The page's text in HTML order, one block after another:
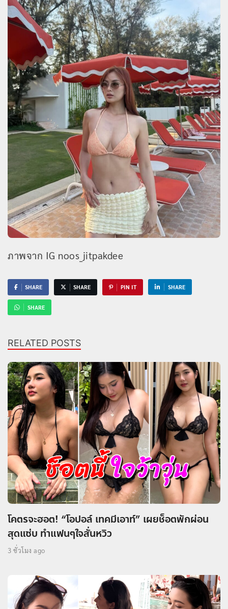
ภาพจาก IG noos_jitpakdee
SHARE SHARE PIN IT SHARE
SHARE
RELATED POSTS
โคตรจะฮอต! “โอปอล์ เทคมีเอาท์” เผยช็อตพักผ่อน
สุดแซ่บ ทำแฟนๆใจสั่นหวิว
3 ชั่วโมง ago